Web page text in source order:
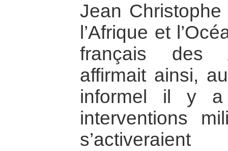
Jean
l’Afrique et
français des
affirmait ainsi,
informel il y
interventions